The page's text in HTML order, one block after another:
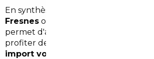
En synthèse, recourir à un
Fresnes ou à un
permet d'accéder à un parc
profiter de meilleures affaires
import voiture Allemagne Fresnes